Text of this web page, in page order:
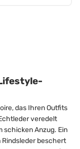
das Ihren Outfits
veredelt
schicken Anzug. Ein
beschert